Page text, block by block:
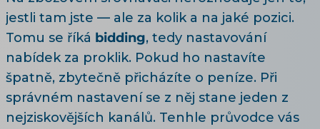
jestli tam jste — ale za kolik a na jaké pozici.
Tomu se říká bidding, tedy nastavování
nabídek za proklik. Pokud ho nastavíte
špatně, zbytečně přicházíte o peníze. Při
správném nastavení se z něj stane jeden z
nejziskovějších kanálů. Tenhle průvodce vás